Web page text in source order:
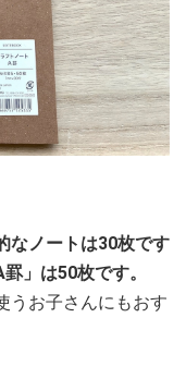
なノートは30枚です
」は50枚です。
うお子さんにもおす